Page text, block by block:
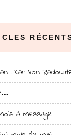
: Karl Von
à message